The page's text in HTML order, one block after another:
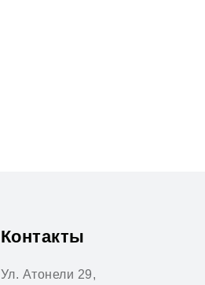
Контакты
Ул. Атонели 29,